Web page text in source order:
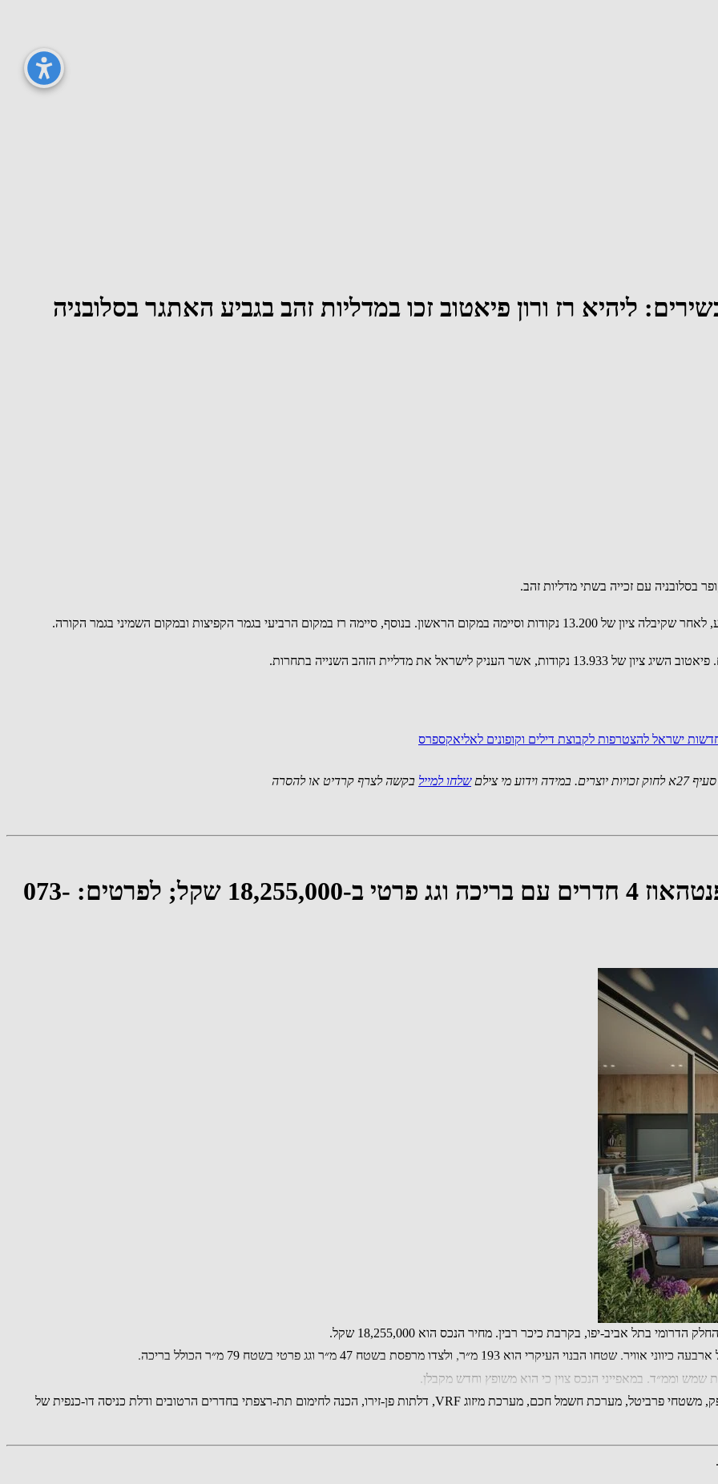
ליהיא רז ורון פיאטוב זכו במדליות זהב בגביע האתגר בסלובניה
בסלובניה עם זכייה בשתי מדליות זהב.
בגמר הקפיצות ובמקום השמיני בגמר הקורה.
את מדליית הזהב השנייה בתחרות.
ישראל להצטרפות לקבוצת דילים וקופונים לאליאקספרס
מי צילם שלחו למייל בקשה לצרף קרדיט או להסרה
למכירה ברחוב מודליאני בתל אביב: פנטהאוז 4 חדרים עם בריכה וגג פרטי ב-18,255,000 שקל; לפרטים: 073-
מ״ר, ולצדו מרפסת בשטח 47 מ״ר וגג פרטי בשטח 79 מ״ר הכולל בריכה.
שמש וממ״ד. במאפייני הנכס צוין כי הוא משופץ וחדש מקבלן.
המפרט כולל מטבח מקבוצת סלפטר, עם זיכוי בסך 100 אלף שקל אצל הספק, משטחי פרביטל, מערכת חשמל חכם, מערכת מיזוג VRF, דלתות פן-זירו, הכנה לחימום תת-רצפתי בחדרים הרטובים ודלת כניסה דו-כנפית של
.